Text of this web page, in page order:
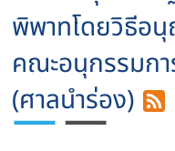
พิพาทโดยวิธีอนุ
คณะอนุกรรมก
(ศาลนำร่อง)